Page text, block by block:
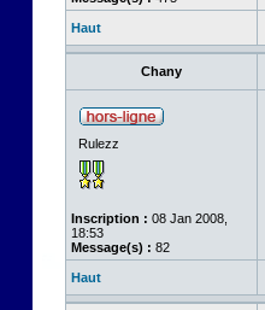
Haut
Chany
Rulezz
Inscription : 08 Jan 2008,
18:53
Message(s) : 82
Haut